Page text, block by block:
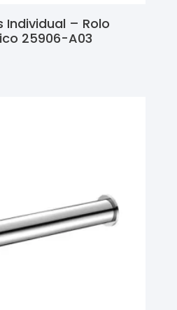
Individual – Rolo
25906-A03